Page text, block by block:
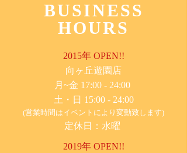
BUSINESS
HOURS
2015年 OPEN!!
​向ヶ丘遊園店
月~金 17:00 - 24:00
土・日 15:00 - 24:00
(営業時間はイベントにより変動致します)
定休日：水曜
2019年 OPEN!!